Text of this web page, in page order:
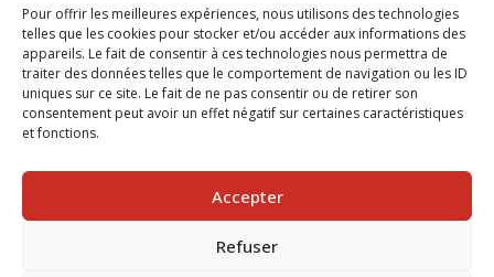
Pour offrir les meilleures expériences, nous utilisons des technologies
telles que les cookies pour stocker et/ou accéder aux informations des
appareils. Le fait de consentir à ces technologies nous permettra de
traiter des données telles que le comportement de navigation ou les ID
uniques sur ce site. Le fait de ne pas consentir ou de retirer son
consentement peut avoir un effet négatif sur certaines caractéristiques
et fonctions.
Accepter
Refuser
Samedi : Fermé
Dimanche : Fermé
© 2025 Nouvel R Formation - TOUS DROITS RÉSERVÉS -